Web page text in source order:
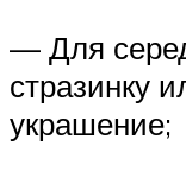
— Для
стразинку
украшение;